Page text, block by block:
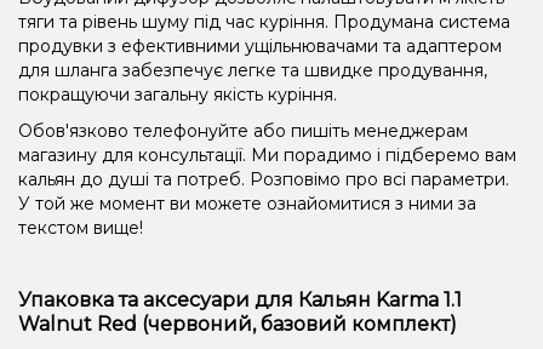
тяги та рівень шуму під час куріння. Продумана система
продувки з ефективними ущільнювачами та адаптером
для шланга забезпечує легке та швидке продування,
покращуючи загальну якість куріння.
Обов'язково телефонуйте або пишіть менеджерам
магазину для консультації. Ми порадимо і підберемо вам
кальян до душі та потреб. Розповімо про всі параметри.
У той же момент ви можете ознайомитися з ними за
текстом вище!
Упаковка та аксесуари для Кальян Karma 1.1
Walnut Red (червоний, базовий комплект)